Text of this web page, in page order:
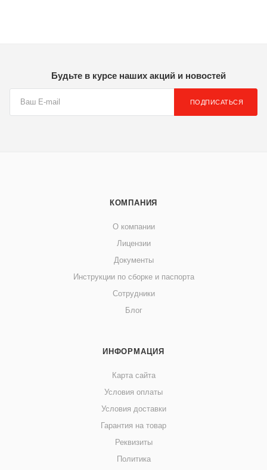
Будьте в курсе наших акций и новостей
ПОДПИСАТЬСЯ
КОМПАНИЯ
О компании
Лицензии
Документы
Инструкции по сборке и паспорта
Сотрудники
Блог
ИНФОРМАЦИЯ
Карта сайта
Условия оплаты
Условия доставки
Гарантия на товар
Реквизиты
Политика